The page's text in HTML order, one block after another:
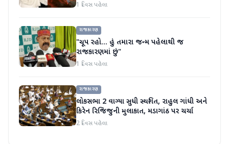
1 દિવસ પહેલા
રાજકારણ
"ચૂપ રહો... હું તમારા જન્મ પહેલાથી જ
રાજકારણમાં છું"
1 દિવસ પહેલા
રાજકારણ
લોકસભા 2 વાગ્યા સુધી સ્થગિત, રાહુલ ગાંધી અને
કિરેન રિજિજુની મુલાકાત, મડાગાંઠ પર ચર્ચા
2 દિવસ પહેલા